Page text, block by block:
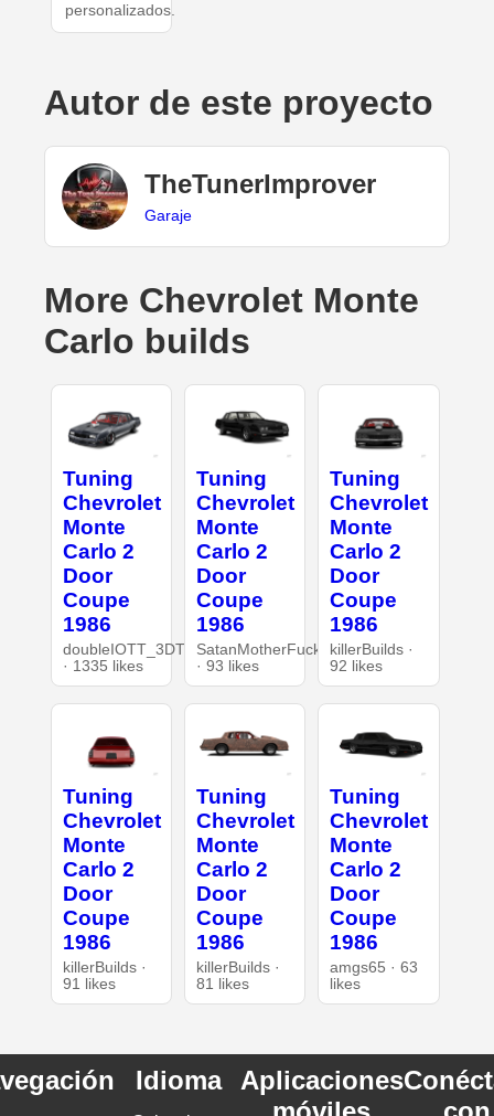
personalizados.
Autor de este proyecto
TheTunerImprover
Garaje
More Chevrolet Monte
Carlo builds
Tuning
Chevrolet
Monte
Carlo 2
Door
Coupe
1986
doubleIOTT_3DT
· 1335 likes
Tuning
Chevrolet
Monte
Carlo 2
Door
Coupe
1986
SatanMotherFucker
· 93 likes
Tuning
Chevrolet
Monte
Carlo 2
Door
Coupe
1986
killerBuilds ·
92 likes
Tuning
Chevrolet
Monte
Carlo 2
Door
Coupe
1986
killerBuilds ·
91 likes
Tuning
Chevrolet
Monte
Carlo 2
Door
Coupe
1986
killerBuilds ·
81 likes
Tuning
Chevrolet
Monte
Carlo 2
Door
Coupe
1986
amgs65 · 63
likes
Idioma
Aplicaciones